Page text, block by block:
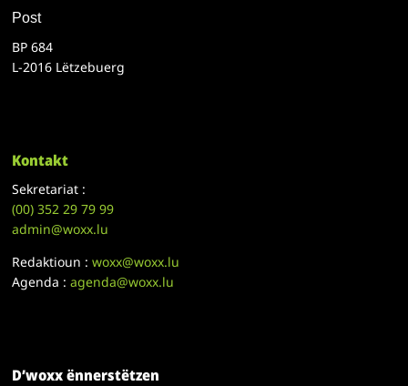
Post
BP 684
L-2016 Lëtzebuerg
Kontakt
Sekretariat :
(00)352 29 79 99
admin@woxx.lu
Redaktioun :woxx@woxx.lu
Agenda :agenda@woxx.lu
D’woxx ënnerstëtzen